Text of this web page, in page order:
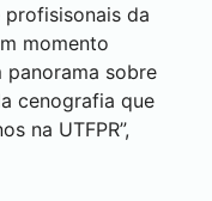
da
momento
sobre
cenografia que
na UTFPR”,